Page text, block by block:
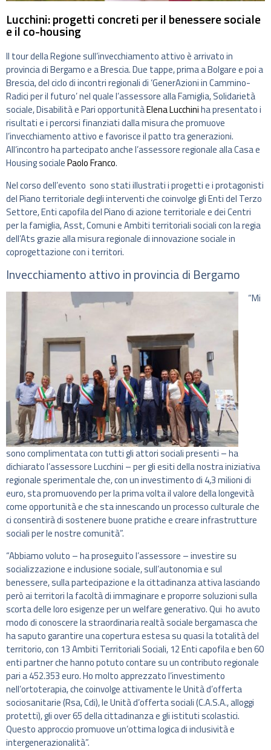
Lucchini: progetti concreti per il benessere sociale
e il co-housing
Il tour della Regione sull’invecchiamento attivo è arrivato in
provincia di Bergamo e a Brescia. Due tappe, prima a Bolgare e poi a
Brescia, del ciclo di incontri regionali di ‘GenerAzioni in Cammino-
Radici per il futuro’ nel quale l’assessore alla Famiglia, Solidarietà
sociale, Disabilità e Pari opportunitàElena Lucchiniha presentato i
risultati e i percorsi finanziati dalla misura che promuove
l’invecchiamento attivo e favorisce il patto tra generazioni.
All’incontro ha partecipato anche l’assessore regionale alla Casa e
Housing socialePaolo Franco.
Nel corso dell’evento sono stati illustrati i progetti e i protagonisti
del Piano territoriale degli interventi che coinvolge gli Enti del Terzo
Settore, Enti capofila del Piano di azione territoriale e dei Centri
per la famiglia, Asst, Comuni e Ambiti territoriali sociali con la regia
dell’Ats grazie alla misura regionale di innovazione sociale in
coprogettazione con i territori.
Invecchiamento attivo in provincia di Bergamo
“Mi
sono complimentata con tutti gli attori sociali presenti – ha
dichiarato l’assessore Lucchini – per gli esiti della nostra iniziativa
regionale sperimentale che, con un investimento di 4,3 milioni di
euro, sta promuovendo per la prima volta il valore della longevità
come opportunità e che sta innescando un processo culturale che
ci consentirà di sostenere buone pratiche e creare infrastrutture
sociali per le nostre comunità”.
“Abbiamo voluto – ha proseguito l’assessore – investire su
socializzazione e inclusione sociale, sull’autonomia e sul
benessere, sulla partecipazione e la cittadinanza attiva lasciando
però ai territori la facoltà di immaginare e proporre soluzioni sulla
scorta delle loro esigenze per un welfare generativo. Qui ho avuto
modo di conoscere la straordinaria realtà sociale bergamasca che
ha saputo garantire una copertura estesa su quasi la totalità del
territorio, con 13 Ambiti Territoriali Sociali, 12 Enti capofila e ben 60
enti partner che hanno potuto contare su un contributo regionale
pari a 452.353 euro. Ho molto apprezzato l’investimento
nell’ortoterapia, che coinvolge attivamente le Unità d’offerta
sociosanitarie (Rsa, Cdi), le Unità d’offerta sociali (C.A.S.A., alloggi
protetti), gli over 65 della cittadinanza e gli istituti scolastici.
Questo approccio promuove un’ottima logica di inclusività e
intergenerazionalità”.